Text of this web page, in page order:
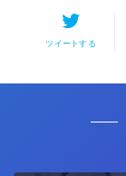
ツイートする